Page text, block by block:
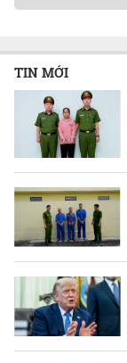
TIN MỚI